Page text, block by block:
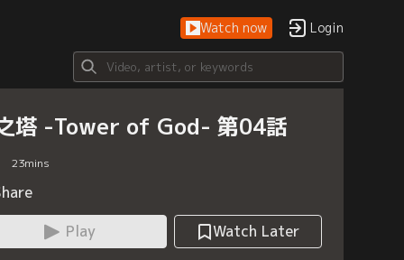
Watch now Login
塔 -Tower of God- 第04話
23mins
Play
Watch Later